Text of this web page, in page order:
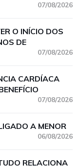
07/08/2026
O INÍCIO DOS
DE
07/08/2026
CARDÍACA
07/08/2026
A MENOR
06/08/2026
RELACIONA